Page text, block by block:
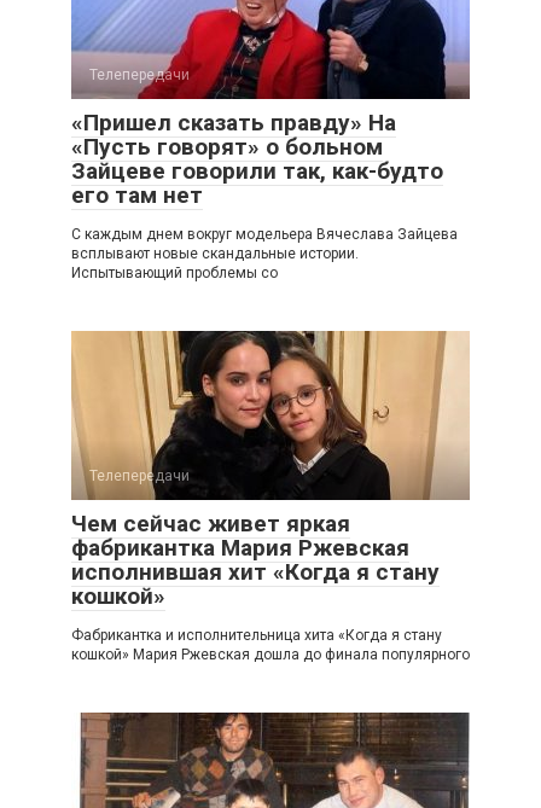
Телепередачи
«Пришел сказать правду» На
«Пусть говорят» о больном
Зайцеве говорили так, как-будто
его там нет
С каждым днем вокруг модельера Вячеслава Зайцева
всплывают новые скандальные истории.
Испытывающий проблемы со
Телепередачи
Чем сейчас живет яркая
фабрикантка Мария Ржевская
исполнившая хит «Когда я стану
кошкой»
Фабрикантка и исполнительница хита «Когда я стану
кошкой» Мария Ржевская дошла до финала популярного